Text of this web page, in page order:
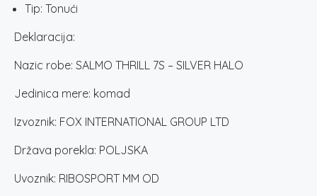
Tip: Tonući
Deklaracija:
Nazic robe: SALMO THRILL 7S – SILVER HALO
Jedinica mere: komad
Izvoznik: FOX INTERNATIONAL GROUP LTD
Država porekla: POLJSKA
Uvoznik: RIBOSPORT MM OD